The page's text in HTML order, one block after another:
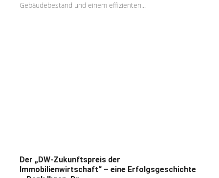
Gebäudebestand und einem effizienten...
Der „DW-Zukunftspreis der
Immobilienwirtschaft“ – eine Erfolgsgeschichte